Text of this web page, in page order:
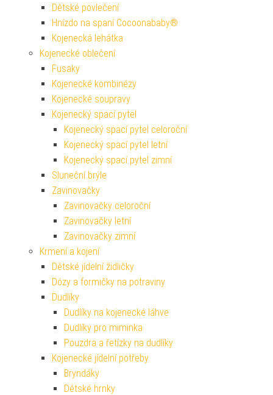
Dětské povlečení
Hnízdo na spaní Cocoonababy®
Kojenecká lehátka
Kojenecké oblečení
Fusaky
Kojenecké kombinézy
Kojenecké soupravy
Kojenecký spací pytel
Kojenecký spací pytel celoroční
Kojenecký spací pytel letní
Kojenecký spací pytel zimní
Sluneční brýle
Zavinovačky
Zavinovačky celoroční
Zavinovačky letní
Zavinovačky zimní
Krmení a kojení
Dětské jídelní židličky
Dózy a formičky na potraviny
Dudlíky
Dudlíky na kojenecké láhve
Dudlíky pro miminka
Pouzdra a řetízky na dudlíky
Kojenecké jídelní potřeby
Bryndáky
Dětské hrnky